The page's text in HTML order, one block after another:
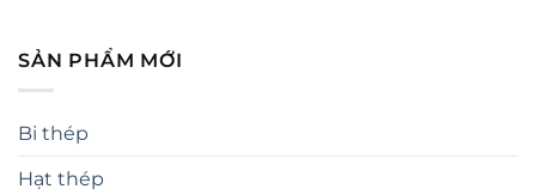
SẢN PHẨM MỚI
Bi thép
Hạt thép